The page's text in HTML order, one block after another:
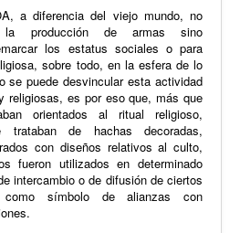
a diferencia del viejo mundo, no
producción de armas sino
los estatus sociales o para
sobre todo, en la esfera de lo
se puede desvincular esta actividad
religiosas, es por eso que, más que
orientados al ritual religioso,
de hachas decoradas,
con diseños relativos al culto,
fueron utilizados en determinado
intercambio o de difusión de ciertos
símbolo de alianzas con